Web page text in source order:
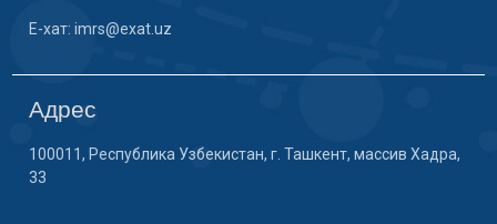
E-хат: imrs@exat.uz
Адрес
100011, Республика Узбекистан, г. Ташкент, массив Хадра,
33